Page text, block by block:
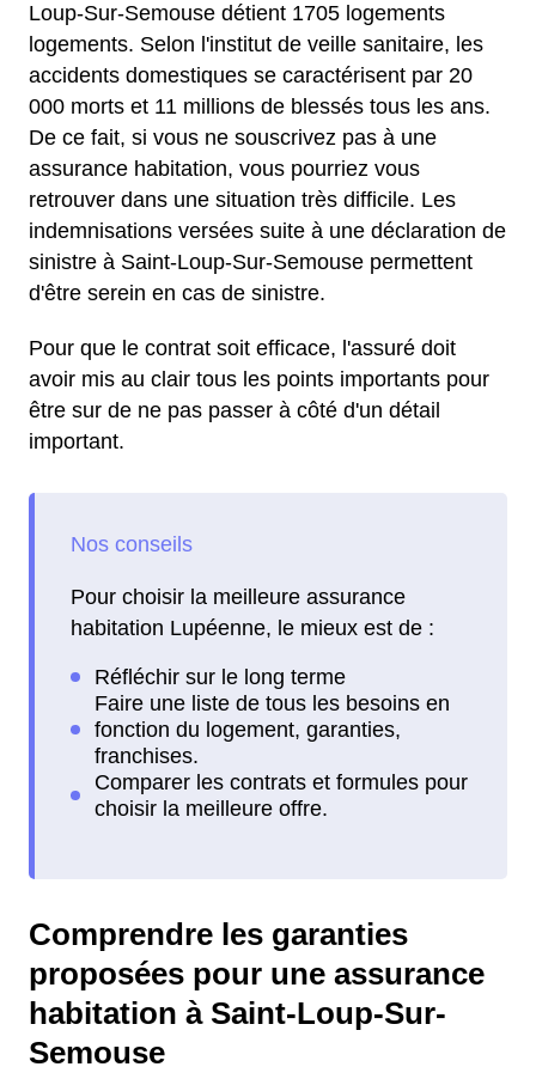
Loup-Sur-Semouse détient 1705 logements
logements. Selon l'institut de veille sanitaire, les
accidents domestiques se caractérisent par 20
000 morts et 11 millions de blessés tous les ans.
De ce fait, si vous ne souscrivez pas à une
assurance habitation, vous pourriez vous
retrouver dans une situation très difficile. Les
indemnisations versées suite à une déclaration de
sinistre à Saint-Loup-Sur-Semouse permettent
d'être serein en cas de sinistre.
Pour que le contrat soit efficace, l'assuré doit
avoir mis au clair tous les points importants pour
être sur de ne pas passer à côté d'un détail
important.
Pour choisir la meilleure assurance
habitation Lupéenne, le mieux est de :
Comprendre les garanties
proposées pour une assurance
habitation à Saint-Loup-Sur-
Semouse